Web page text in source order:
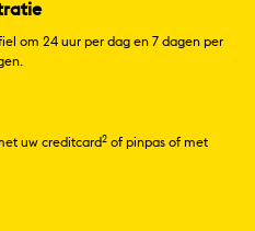
om 24 uur per dag en 7 dagen per
uw creditcard2 of pinpas of met